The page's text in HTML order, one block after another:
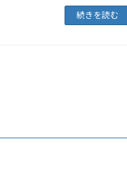
続きを読む